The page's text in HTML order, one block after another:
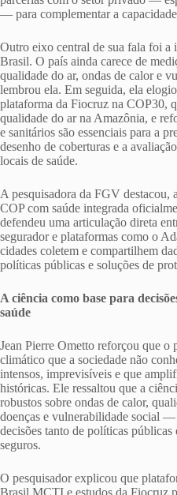
— para complementar a
Outro eixo central de sua fala foi a
Brasil. O país ainda carece de
qualidade do ar, ondas de calor e
lembrou ela. Em seguida, ela
plataforma da Fiocruz na COP30,
qualidade do ar na Amazônia, e
e sanitários são essenciais para a
desenho de coberturas e a
locais de saúde.
A pesquisadora da FGV destacou,
COP com saúde integrada
defendeu uma articulação direta
segurador e plataformas como o
cidades coletem e compartilhem
políticas públicas e soluções de
A ciência como base para
saúde
Jean Pierre Ometto reforçou que o
climático que a sociedade não
intensos, imprevisíveis e que
históricas. Ele ressaltou que a
robustos sobre ondas de calor,
doenças e vulnerabilidade social —
decisões tanto de políticas
seguros.
O pesquisador explicou que